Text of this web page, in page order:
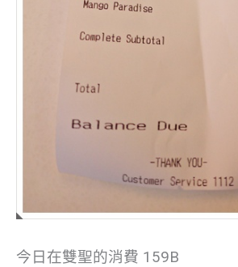
今日在雙聖的消費 159B